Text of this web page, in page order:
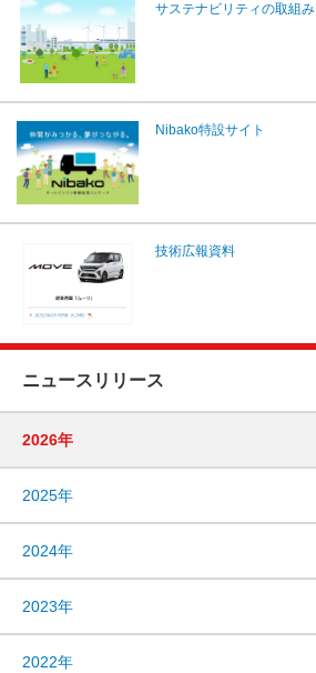
サステナビリティの取組み
Nibako特設サイト
技術広報資料
ニュースリリース
2026年
2025年
2024年
2023年
2022年